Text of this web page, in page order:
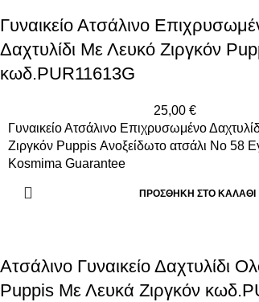
Μεγ. 60
Μεγ. 64
Μεγ. 65
Φίλντισι
Χρυσόλιθος
Γυναικείο Ατσάλινο
Δαχτυλίδι Με Λευκό Ζιργκόν
κωδ.PUR11613G
25,00 €
Γυναικείο Ατσάλινο Επιχρυσωμένο
Ζιργκόν Puppis Ανοξείδωτο ατσάλι Νο 58
Kosmima Guarantee
ΠΡΟΣΘΉΚΗ ΣΤΟ ΚΑΛΆΘΙ
Ατσάλινο Γυναικείο Δαχτυλίδι
Puppis Με Λευκά Ζιργκόν